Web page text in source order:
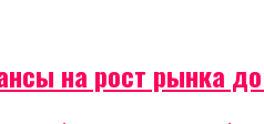
на рост рынка